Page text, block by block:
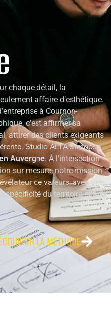
chaque détail, la
affaire d’esthétique.
à Cournon-
c’est affirmer sa
attirer des clients exigeants
Studio ALTA s’impose
Auvergne. À l’intersection
sur mesure, notre mission :
de valeurs, avec une
spécificité du territoire et à la
LA MÉTHODE